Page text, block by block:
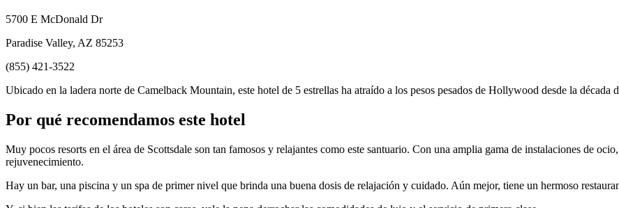
5700 E McDonald Dr
Paradise Valley, AZ 85253
(855) 421-3522
Ubicado en la ladera norte de Camelback Mountain, este hotel de 5 estrellas ha atraído a los pesos pesados ​​de Hollywood desde la década
Por qué recomendamos este hotel
Muy pocos resorts en el área de Scottsdale son tan famosos y relajantes como este santuario. Con una amplia gama de instalaciones de
rejuvenecimiento.
Hay un bar, una piscina y un spa de primer nivel que brinda una buena dosis de relajación y cuidado. Aún mejor, tiene un hermoso